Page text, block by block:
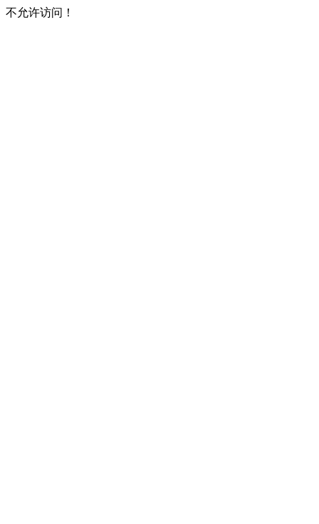
不允许访问！